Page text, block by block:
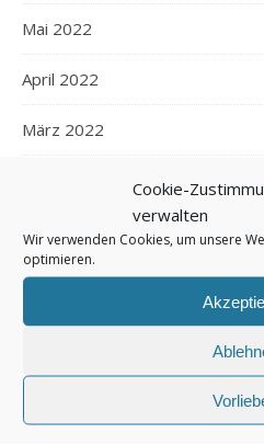
Cookie-
verwalten
Wir verwenden Cookies, um unsere
optimieren.
Mai 2022
April 2022
März 2022
Januar 2022
Dezember 2021
November 2021
Oktober 2021
September 2021